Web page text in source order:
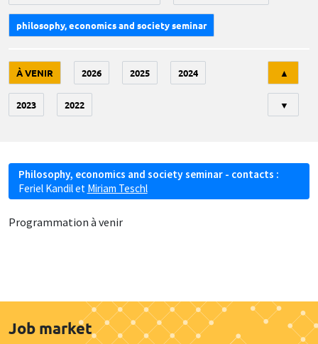
philosophy, economics and society seminar
À VENIR 2026 2025 2024
2023 2022
▲
▼
Philosophy, economics and society seminar - contacts :
Feriel Kandilet Miriam Teschl
Programmation à venir
Job market